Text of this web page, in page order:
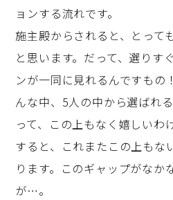
ョンする流れです。
施主殿からされると、とって
と思います。だって、選りす
ンが一同に見れるんですも
んな中、5人の中から選ばれ
って、この上もなく嬉しいわ
すると、これまたこの上もな
ります。このギャップがなか
が…。